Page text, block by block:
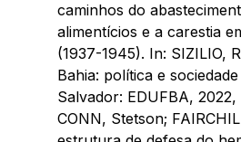
caminhos do
alimentícios e a carestia
(1937-1945). In: SIZILIO,
Bahia: política e
Salvador: EDUFBA, 2022,
CONN, Stetson;